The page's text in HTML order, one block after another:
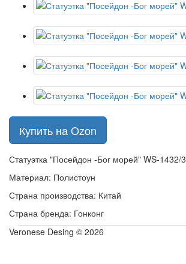
Купить на Ozon
Статуэтка "Посейдон -Бог морей" WS-1432/3
Материал: Полистоун
Страна производства: Китай
Страна бренда: Гонконг
Veronese Desing © 2026